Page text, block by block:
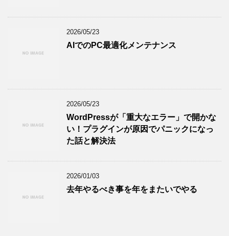
2026/05/23
AIでのPC最適化メンテナンス
2026/05/23
WordPressが「重大なエラー」で開かな
い！プラグインが原因でパニックになっ
た話と解決法
2026/01/03
去年やるべき事を年をまたいでやる